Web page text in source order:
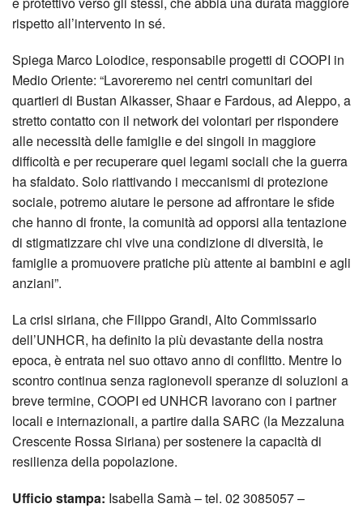
rispetto all’intervento in sé.
Spiega Marco Loiodice, responsabile progetti di COOPI in
Medio Oriente: “Lavoreremo nei centri comunitari dei
quartieri di Bustan Alkasser, Shaar e Fardous, ad Aleppo, a
stretto contatto con il network dei volontari per rispondere
alle necessità delle famiglie e dei singoli in maggiore
difficoltà e per recuperare quei legami sociali che la guerra
ha sfaldato. Solo riattivando i meccanismi di protezione
sociale, potremo aiutare le persone ad affrontare le sfide
che hanno di fronte, la comunità ad opporsi alla tentazione
di stigmatizzare chi vive una condizione di diversità, le
famiglie a promuovere pratiche più attente ai bambini e agli
anziani”.
La crisi siriana, che Filippo Grandi, Alto Commissario
dell’UNHCR, ha definito la più devastante della nostra
epoca, è entrata nel suo ottavo anno di conflitto. Mentre lo
scontro continua senza ragionevoli speranze di soluzioni a
breve termine, COOPI ed UNHCR lavorano con i partner
locali e internazionali, a partire dalla SARC (la Mezzaluna
Crescente Rossa Siriana) per sostenere la capacità di
resilienza della popolazione.
Ufficio stampa: Isabella Samà – tel. 02 3085057 –